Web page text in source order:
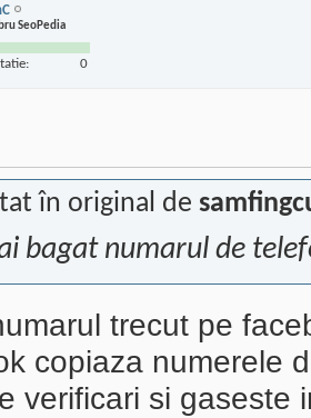
SeoPedia
0
în original de
bagat numarul de
trecut pe
copiaza numerele
verificari si gaseste